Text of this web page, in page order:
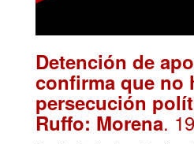
Detención de
confirma que no
persecución
Ruffo: Morena.